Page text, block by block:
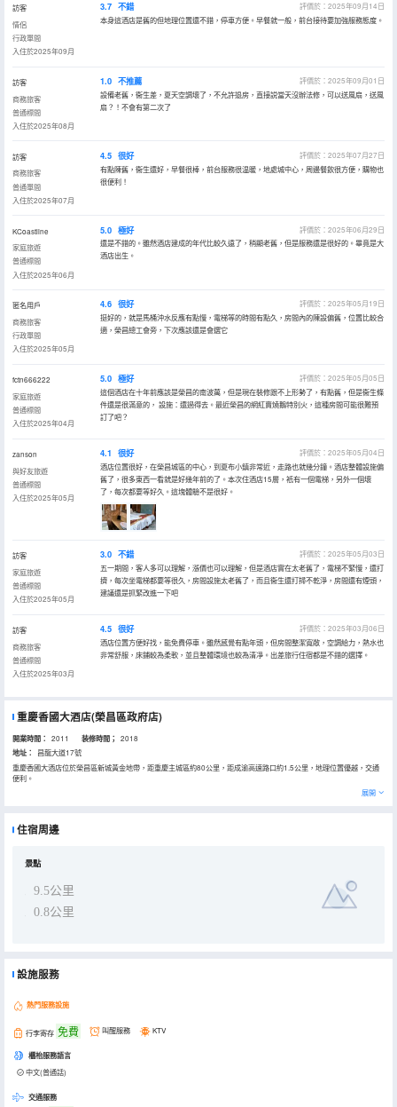
訪客
情侶
行政單間
入住於2025年09月
3.7 不錯
評價於：2025年09月14日
本身這酒店是舊的但地理位置還不錯，停車方便。早餐就一般，前台接待要加強服務態度。
訪客
商務旅客
普通標間
入住於2025年08月
1.0 不推薦
評價於：2025年09月01日
設備老舊，衞生差，夏天空調壞了，不允許退房，直接説當天沒辦法修，可以送風扇，送風
扇？！不會有第二次了
訪客
商務旅客
普通單間
入住於2025年07月
4.5 很好
評價於：2025年07月27日
有點陳舊，衞生還好，早餐很棒，前台服務很温暖，地處城中心，周邊餐飲很方便，購物也
很便利！
KCoastline
家庭旅遊
普通標間
入住於2025年06月
5.0 極好
評價於：2025年06月29日
還是不錯的。雖然酒店建成的年代比較久遠了，稍顯老舊，但是服務還是很好的。畢竟是大
酒店出生。
匿名用戶
商務旅客
行政單間
入住於2025年05月
4.6 很好
評價於：2025年05月19日
挺好的，就是馬桶沖水反應有點慢，電梯等的時間有點久，房間內的陳設偏舊，位置比較合
適，榮昌總工會旁，下次應該還是會選它
fctn666222
家庭旅遊
普通標間
入住於2025年04月
5.0 極好
評價於：2025年05月05日
這個酒店在十年前應該是榮昌的南波萬，但是現在裝修跟不上形勢了，有點舊，但是衞生條
件還是很滿意的， 設施：還過得去。最近榮昌的網紅賣燒鵝特別火，這種房間可能很難預
訂了吧？
zanson
與好友旅遊
普通標間
入住於2025年05月
4.1 很好
評價於：2025年05月04日
酒店位置很好，在榮昌城區的中心，到夏布小鎮非常近，走路也就幾分鐘。酒店整體設施偏
舊了，很多東西一看就是好幾年前的了。本次住酒店15層，衹有一個電梯，另外一個壞
了，每次都要等好久。這塊體驗不是很好。
訪客
家庭旅遊
普通標間
入住於2025年05月
3.0 不錯
評價於：2025年05月03日
五一期間，客人多可以理解，漲價也可以理解，但是酒店實在太老舊了，電梯不緊慢，還打
擠，每次坐電梯都要等很久，房間設施太老舊了，而且衞生還打掃不乾淨，房間還有煙頭，
建議還是抓緊改進一下吧
訪客
商務旅客
普通標間
入住於2025年03月
4.5 很好
評價於：2025年03月06日
酒店位置方便好找，能免費停車。雖然感覺有點年頭，但房間整潔寬敞，空調給力，熱水也
非常舒服，床鋪較為柔軟，並且整體環境也較為清凈。出差旅行住宿都是不錯的選擇。
重慶香國大酒店(榮昌區政府店)
開業時間： 2011 装修時間； 2018
地址：
昌龍大道17號
重慶香國大酒店位於榮昌區新城黃金地帶，距重慶主城區約80公里，距成渝高速路口約1.5公里，地理位置優越，交通
便利。
酒店投資總額7000萬元，建築面積14000餘平方米，是一家集客房、餐飲、會議、茶藝、休閒、娛樂、自助餐廳等一
茶藝會所匯聚中國各大名茶，滿足您的不同需求，更有11個包間和露天茶台，盡享休閒愉悅。夏季的飲食狂歡、舉辦露
精緻川、粵、湘菜美食，珍饈佳饌，盡匯於此。別緻的傢俱，豪華的裝修，風格獨特的包房及大眾的收費標準。KTV，
展開
住宿周邊
景點
9.5公里
0.8公里
設施服務
熱門服務設施
行李寄存 免費 叫醒服務 KTV
櫃枱服務語言
中文(普通話)
交通服務